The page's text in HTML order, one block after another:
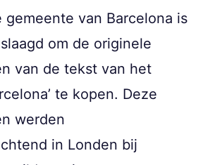
gemeente van Barcelona is
om de originele
van de tekst van het
te kopen. Deze
werden
in Londen bij